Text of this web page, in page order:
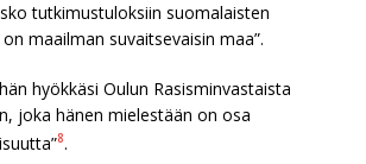
tutkimustuloksiin suomalaisten
maailman suvaitsevaisin maa”.
hyökkäsi Oulun Rasisminvastaista
joka hänen mielestään on osa
8.